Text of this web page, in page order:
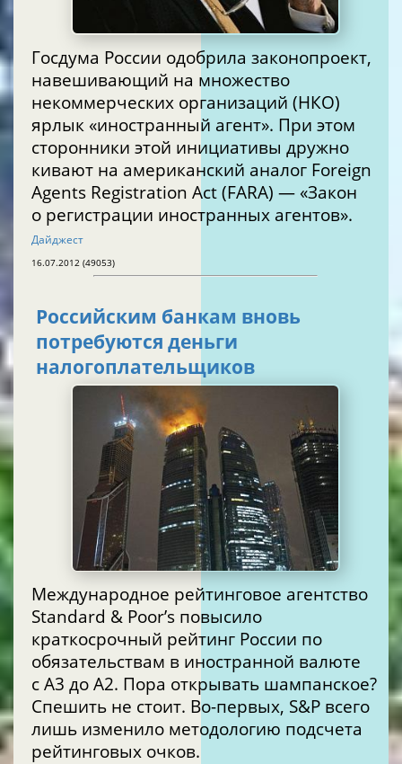
Госдума России одобрила законопроект,
навешивающий на множество
некоммерческих организаций (НКО)
ярлык «иностранный агент». При этом
сторонники этой инициативы дружно
кивают на американский аналог Foreign
Agents Registration Act (FARA) — «Закон
о регистрации иностранных агентов».
Дайджест
16.07.2012 (49053)
Российским банкам вновь
потребуются деньги
налогоплательщиков
Международное рейтинговое агентство
Standard & Poor’s повысило
краткосрочный рейтинг России по
обязательствам в иностранной валюте
с А3 до А2. Пора открывать шампанское?
Спешить не стоит. Во-первых, S&P всего
лишь изменило методологию подсчета
рейтинговых очков.